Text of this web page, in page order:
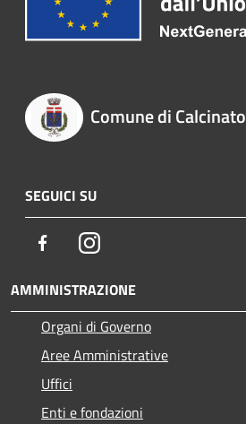
Comune di Calcinato
SEGUICI SU
FacebookInstagram
AMMINISTRAZIONE
Organi di Governo
Aree Amministrative
Uffici
Enti e fondazioni